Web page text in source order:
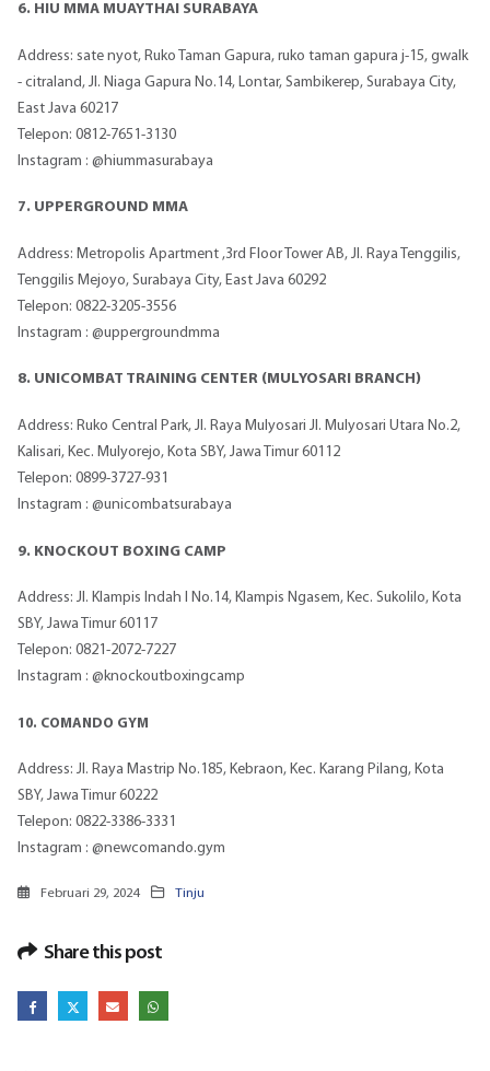
6. HIU MMA MUAYTHAI SURABAYA
Address: sate nyot, Ruko Taman Gapura, ruko taman gapura j-15, gwalk
- citraland, Jl. Niaga Gapura No.14, Lontar, Sambikerep, Surabaya City,
East Java 60217
Telepon: 0812-7651-3130
Instagram : @hiummasurabaya
7. UPPERGROUND MMA
Address: Metropolis Apartment ,3rd Floor Tower AB, Jl. Raya Tenggilis,
Tenggilis Mejoyo, Surabaya City, East Java 60292
Telepon: 0822-3205-3556
Instagram : @uppergroundmma
8. UNICOMBAT TRAINING CENTER (MULYOSARI BRANCH)
Address: Ruko Central Park, Jl. Raya Mulyosari Jl. Mulyosari Utara No.2,
Kalisari, Kec. Mulyorejo, Kota SBY, Jawa Timur 60112
Telepon: 0899-3727-931
Instagram : @unicombatsurabaya
9. KNOCKOUT BOXING CAMP
Address: Jl. Klampis Indah I No.14, Klampis Ngasem, Kec. Sukolilo, Kota
SBY, Jawa Timur 60117
Telepon: 0821-2072-7227
Instagram : @knockoutboxingcamp
10. COMANDO GYM
Address: Jl. Raya Mastrip No.185, Kebraon, Kec. Karang Pilang, Kota
SBY, Jawa Timur 60222
Telepon: 0822-3386-3331
Instagram : @newcomando.gym
Februari 29, 2024 Tinju
Share this post